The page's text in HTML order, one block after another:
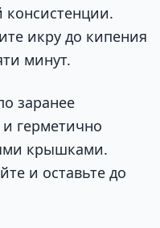
консистенции.
икру до кипения
минут.
заранее
герметично
крышками.
и оставьте до